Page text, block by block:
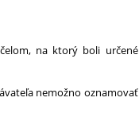
na ktorý boli určené
nemožno oznamovať